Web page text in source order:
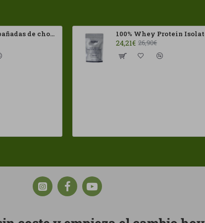
Frambuesas bañadas de chocolates con leche Franui 150gr Sin Gluten
24,21€ 26,90€